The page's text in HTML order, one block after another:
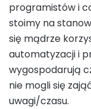
programistów i
stoimy na
się mądrze
automatyzacji i
wygospodarują
nie mogli się
uwagi/czasu.